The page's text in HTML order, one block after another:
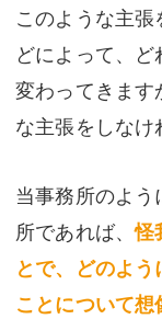
このような主
どによって、
変わってきま
な主張をしなけ
当事務所のよ
所であれば、怪
とで、どのよ
ことについて